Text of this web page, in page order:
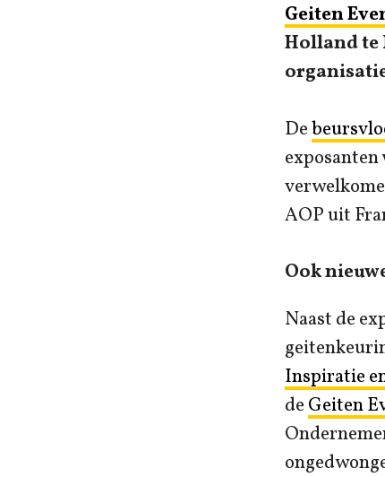
Geiten
Holland te
De
AOP uit
Ook
Naast de
Inspiratie
de Geiten